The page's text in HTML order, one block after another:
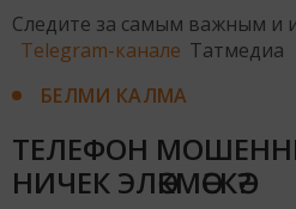
Следите за самым важным и
Telegram-канале Татмедиа
БЕЛМИ КАЛМА
ТЕЛЕФОН
НИЧЕК ЭЛӘКМӘСКӘ?